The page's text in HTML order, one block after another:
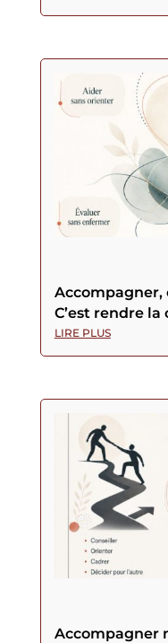
Accompagner,
C’est rendre
LIRE PLUS
Accompagner